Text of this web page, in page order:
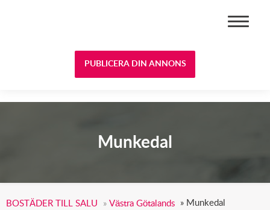
PUBLICERA DIN ANNONS
Munkedal
BOSTÄDER TILL SALU » Västra Götalands » Munkedal